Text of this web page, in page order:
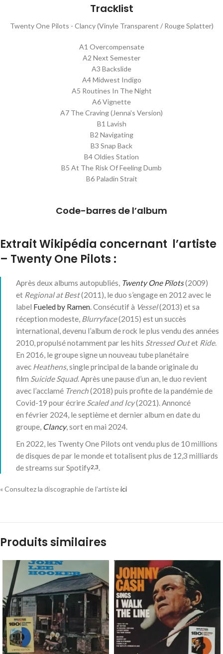
Tracklist
Twenty One Pilots - Clancy (Vinyle Transparent / Rouge Splatter)
A1 Overcompensate
A2 Next Semester
A3 Backslide
A4 Midwest Indigo
A5 Routines In The Night
A6 Vignette
A7 The Craving (Jenna's Version)
B1 Lavish
B2 Navigating
B3 Snap Back
B4 Oldies Station
B5 At The Risk Of Feeling Dumb
B6 Paladin Strait
Code-barres de l’album
Extrait Wikipédia concernant l’artiste
– Twenty One Pilots :
Après deux albums autopubliés, Twenty One Pilots(2009)
et Regional at Best(2011), le duo s’engage en 2012 avec le
label Fueled by Ramen. Consécutif à Vessel(2013) et sa
réception modeste, Blurryface(2015) est un succès
international, devenu l’album de rock le plus vendu des années
2010, propulsé notamment par les hits Stressed Outet Ride.
En 2016, le groupe signe un nouveau tube planétaire
avec Heathens, single principal de la bande originale du
film Suicide Squad. Après une pause d’un an, le duo revient
avec l’acclamé Trench(2018) puis profite de la pandémie de
Covid-19 pour écrire Scaled and Icy(2021). Annoncé
en février 2024, le septième et dernier album en date du
groupe, Clancy, sort en mai 2024.
En 2022, les Twenty One Pilots ont vendu plus de 10 millions
de disques de par le monde et totalisent plus de 12,3 milliards
de streams sur Spotify2 3.
« Consultez la discographie de l’artisteici
Produits similaires